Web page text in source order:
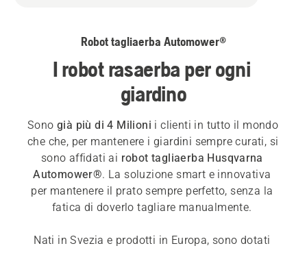
Robot tagliaerba Automower®
I robot rasaerba per ogni
giardino
Sono già più di 4 Milioni i clienti in tutto il mondo
che che, per mantenere i giardini sempre curati, si
sono affidati ai robot tagliaerba Husqvarna
Automower®. La soluzione smart e innovativa
per mantenere il prato sempre perfetto, senza la
fatica di doverlo tagliare manualmente.
Nati in Svezia e prodotti in Europa, sono dotati